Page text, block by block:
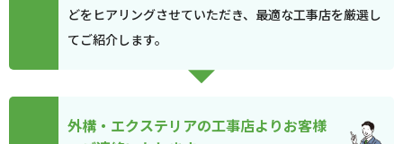
どをヒアリングさせていただき、最適な工事店を厳選し
てご紹介します。
外構・エクステリアの工事店よりお客様